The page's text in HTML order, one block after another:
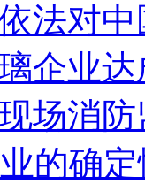
法对
企业
场消
的确